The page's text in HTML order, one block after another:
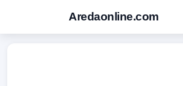
Aredaonline.com